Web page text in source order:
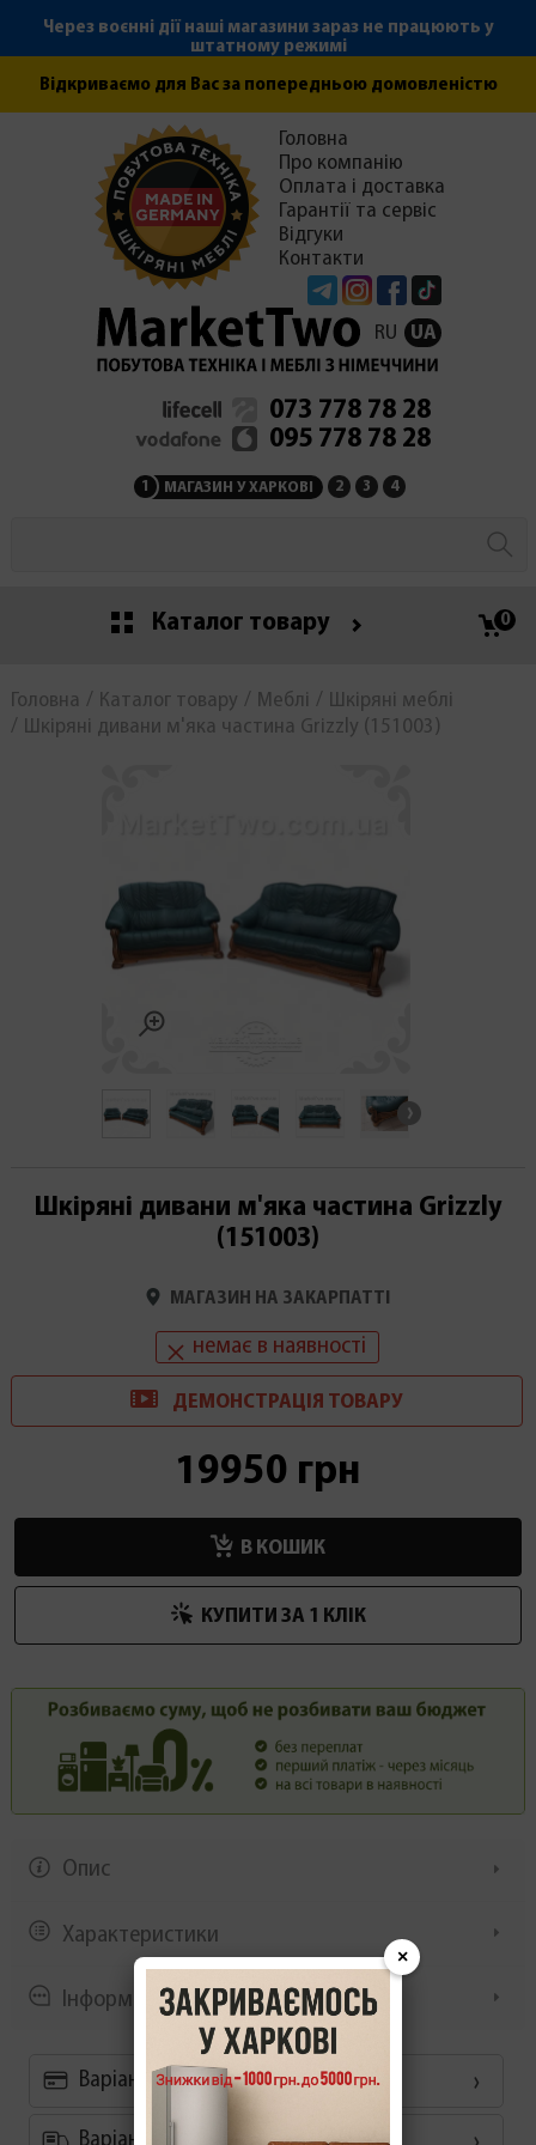
Через воєнні дії наші магазини зараз не працюють у
штатному режимі
Відкриваємо для Вас за попередньою домовленістю
TelegramInstagramFacebook
Головна
Про компанію
Оплата і доставка
Гарантії та сервіс
Відгуки
Контакти
RU UA
073 778 78 28
095 778 78 28
1 МАГАЗИН У ХАРКОВІ 2 МАГАЗИН НА
3 СЕРВІСНИЙ ЦЕНТР
4
Каталог товару 0
Головна Каталог товару Меблі
Шкіряні меблі
Шкіряні дивани м'яка частина Grizzly (151003)
Шкіряні дивани м'яка частина Grizzly
(151003)
МАГАЗИН НА ЗАКАРПАТТІ
немає в наявності
ДЕМОНСТРАЦІЯ ТОВАРУ
19950 грн
В КОШИК
КУПИТИ ЗА 1 КЛIК
Опис
Характеристики
Інформація/демонстрація
Варіанти оплати
×